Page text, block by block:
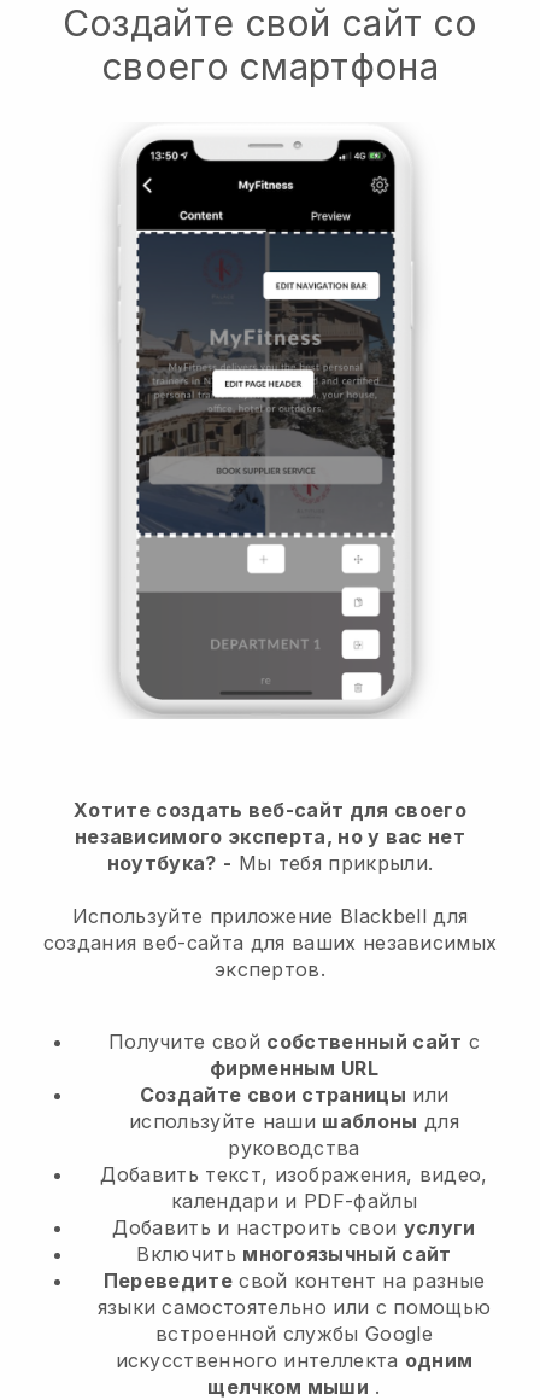
Создайте свой сайт со
своего смартфона
Хотите создать веб-сайт для своего
независимого эксперта, но у вас нет
ноутбука? - Мы тебя прикрыли.
Используйте приложение Blackbell для
создания веб-сайта для ваших независимых
экспертов.
Получите свой собственный сайт с
фирменным URL
Создайте свои страницы или
используйте наши шаблоны для
руководства
Добавить текст, изображения, видео,
календари и PDF-файлы
Добавить и настроить свои услуги
Включить многоязычный сайт
Переведитесвой контент на разные
языки самостоятельно или с помощью
встроенной службы Google
искусственного интеллекта одним
щелчком мыши .